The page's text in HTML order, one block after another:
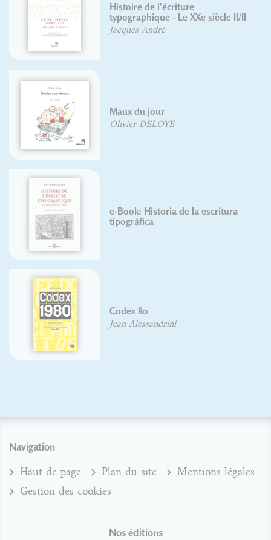
Histoire de l'écriture
typographique - Le XXe siècle II/II
Jacques André
Maux du jour
Olivier DELOYE
e-Book: Historia de la escritura
tipográfica
Codex 80
Jean Alessandrini
Navigation
Haut de page Plan du site
Mentions légales
Gestion des cookies
Nos éditions